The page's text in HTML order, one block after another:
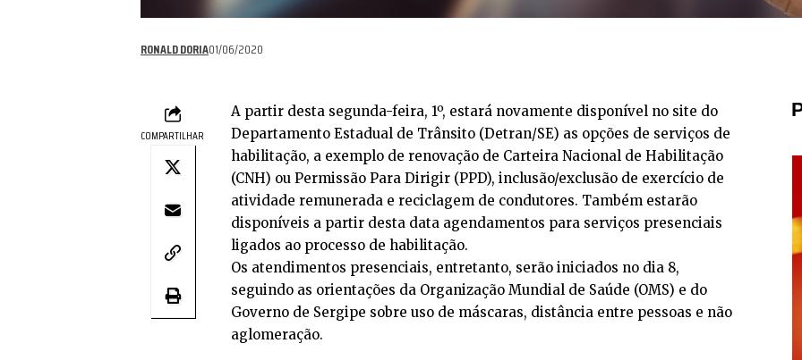
RONALD DORIA01/06/2020
COMPARTILHAR
A partir desta segunda-feira, 1º, estará novamente disponível no site do
Departamento Estadual de Trânsito (Detran/SE) as opções de serviços de
habilitação, a exemplo de renovação de Carteira Nacional de Habilitação
(CNH) ou Permissão Para Dirigir (PPD), inclusão/exclusão de exercício de
atividade remunerada e reciclagem de condutores. Também estarão
disponíveis a partir desta data agendamentos para serviços presenciais
ligados ao processo de habilitação.
Os atendimentos presenciais, entretanto, serão iniciados no dia 8,
seguindo as orientações da Organização Mundial de Saúde (OMS) e do
Governo de Sergipe sobre uso de máscaras, distância entre pessoas e não
aglomeração.